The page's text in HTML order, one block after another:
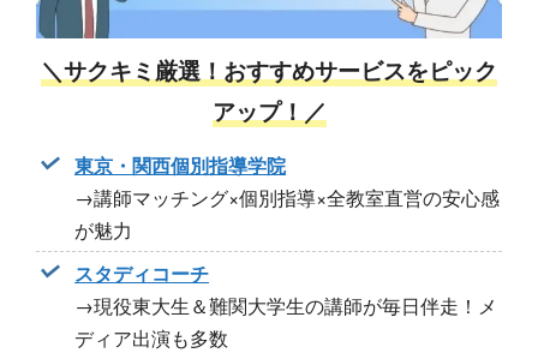
＼サクキミ厳選！おすすめサービスをピック
アップ！／
東京・関西個別指導学院
→講師マッチング×個別指導×全教室直営の安心感
が魅力
スタディコーチ
→現役東大生＆難関大学生の講師が毎日伴走！メ
ディア出演も多数